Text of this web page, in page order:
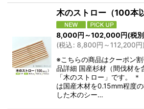
木のストロー（100本
8,000円 ～102,000円(税
(税込: 8,800円 ～112,200円)
※こちらの商品はクーポン
品詳細 国産杉材（間伐材を
「木のストロー」です。 ＊
は国産木材を0.15mm程度
した木のシー…